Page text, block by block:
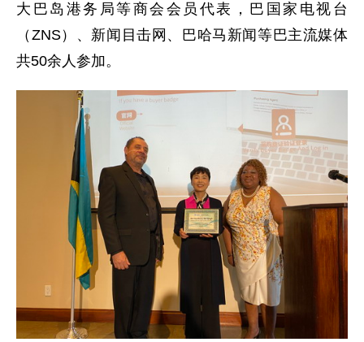
大巴岛港务局等商会会员代表，巴国家电视台
（ZNS）、新闻目击网、巴哈马新闻等巴主流媒体
共50余人参加。